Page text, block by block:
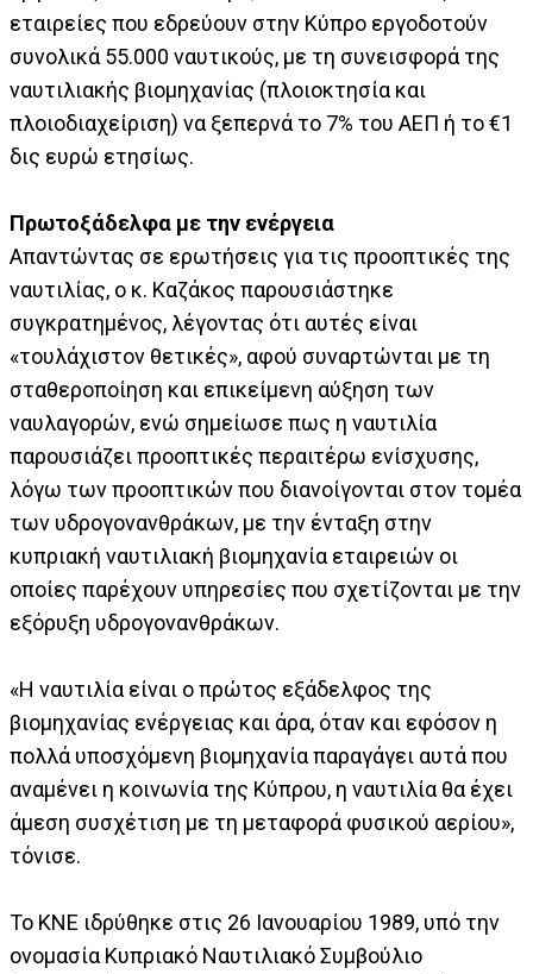
εταιρείες που εδρεύουν στην Κύπρο εργοδοτούν
συνολικά 55.000 ναυτικούς, με τη συνεισφορά της
ναυτιλιακής βιομηχανίας (πλοιοκτησία και
πλοιοδιαχείριση) να ξεπερνά το 7% του ΑΕΠ ή το €1
δις ευρώ ετησίως.
Πρωτοξάδελφα με την ενέργεια
Απαντώντας σε ερωτήσεις για τις προοπτικές της
ναυτιλίας, ο κ. Καζάκος παρουσιάστηκε
συγκρατημένος, λέγοντας ότι αυτές είναι
«τουλάχιστον θετικές», αφού συναρτώνται με τη
σταθεροποίηση και επικείμενη αύξηση των
ναυλαγορών, ενώ σημείωσε πως η ναυτιλία
παρουσιάζει προοπτικές περαιτέρω ενίσχυσης,
λόγω των προοπτικών που διανοίγονται στον τομέα
των υδρογονανθράκων, με την ένταξη στην
κυπριακή ναυτιλιακή βιομηχανία εταιρειών οι
οποίες παρέχουν υπηρεσίες που σχετίζονται με την
εξόρυξη υδρογονανθράκων.
«Η ναυτιλία είναι ο πρώτος εξάδελφος της
βιομηχανίας ενέργειας και άρα, όταν και εφόσον η
πολλά υποσχόμενη βιομηχανία παραγάγει αυτά που
αναμένει η κοινωνία της Κύπρου, η ναυτιλία θα έχει
άμεση συσχέτιση με τη μεταφορά φυσικού αερίου»,
τόνισε.
Το ΚΝΕ ιδρύθηκε στις 26 Ιανουαρίου 1989, υπό την
ονομασία Κυπριακό Ναυτιλιακό Συμβούλιο